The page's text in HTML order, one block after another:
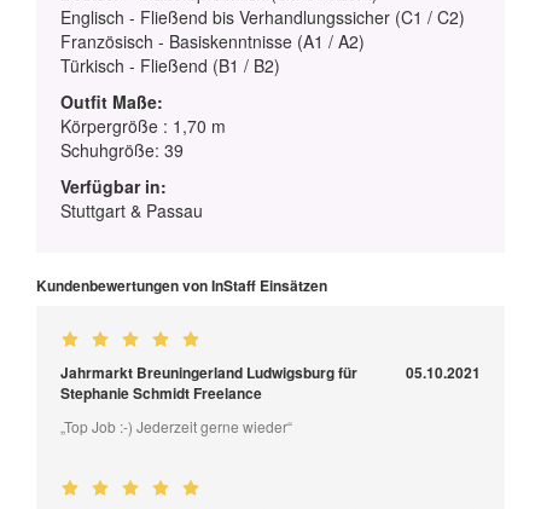
Englisch - Fließend bis Verhandlungssicher (C1 / C2)
Französisch - Basiskenntnisse (A1 / A2)
Türkisch - Fließend (B1 / B2)
Outfit Maße:
Körpergröße : 1,70 m
Schuhgröße: 39
Verfügbar in:
Stuttgart & Passau
Kundenbewertungen von InStaff Einsätzen
Jahrmarkt Breuningerland Ludwigsburg für
Stephanie Schmidt Freelance
05.10.2021
„Top Job :-) Jederzeit gerne wieder“